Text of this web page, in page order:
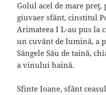
Golul acel de mare
giuvaer sfânt, cinstitul
Arimateea I L-au pus la
un cuvânt de lumină, a
Sângele Său de taină,
a vinului haină.
Sfinte Ioane, sfânt